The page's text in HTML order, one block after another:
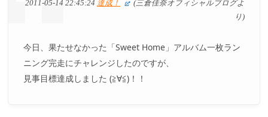
2011-05-14 22:45:24 達成！
(三倉佳奈オフィシャルブログよ
り)
今日、果たせなかった「Sweet Home」アルバム一枚ラン
ニング完走にチャレンジしたのですが、
見事目標達成しました (≧∀≦)！！